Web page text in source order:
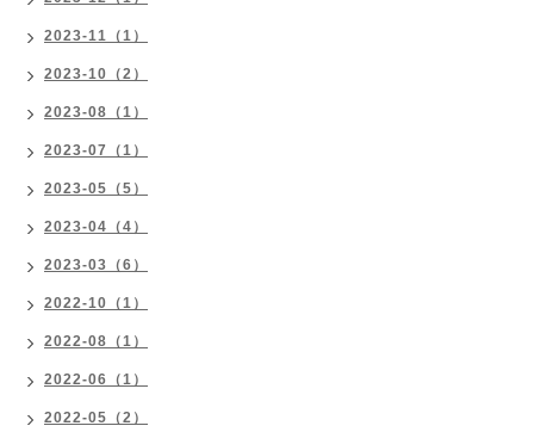
2023-11（1）
2023-10（2）
2023-08（1）
2023-07（1）
2023-05（5）
2023-04（4）
2023-03（6）
2022-10（1）
2022-08（1）
2022-06（1）
2022-05（2）